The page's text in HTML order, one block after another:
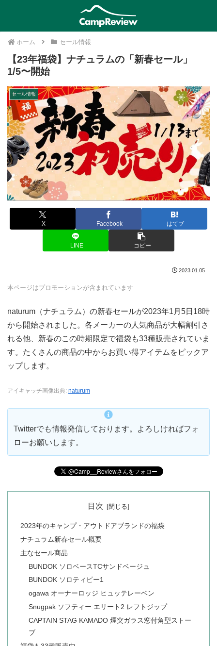
ホーム セール情報
【23年福袋】ナチュラムの「新春セール」
1/5〜開始
セール情報
X Facebook はてブ
LINE コピー
2023.01.05
本ページはプロモーションが含まれています
naturum（ナチュラム）の新春セールが2023年1月5日18時
から開始されました。各メーカーの人気商品が大幅割引さ
れる他、新春のこの時期限定で福袋も33種販売されていま
す。たくさんの商品の中からお買い得アイテムをピックア
ップします。
アイキャッチ画像出典: naturum
Twitterでも情報発信しております。よろしければフォ
ローお願いします。
目次
2023年のキャンプ・アウトドアブランドの福袋
ナチュラム新春セール概要
主なセール商品
BUNDOK ソロベースTCサンドベージュ
BUNDOK ソロティピー1
ogawa オーナーロッジ ヒュッテレーベン
Snugpak ソフティー エリート2 レフトジップ
CAPTAIN STAG KAMADO 煙突ガラス窓付角型ストー
ブ